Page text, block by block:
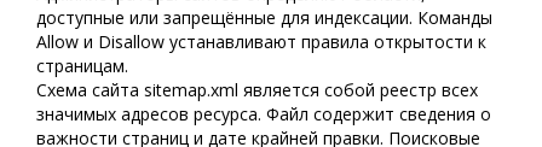
доступные или запрещённые для индексации. Команды
Allow и Disallow устанавливают правила открытости к
страницам.
Схема сайта sitemap.xml является собой реестр всех
значимых адресов ресурса. Файл содержит сведения о
важности страниц и дате крайней правки. Поисковые